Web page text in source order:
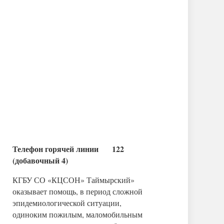
Телефон горячей линии 122
(добавочный 4)
КГБУ СО «КЦСОН» Таймырский»
оказывает помощь, в период сложной
эпидемиологической ситуации,
одиноким пожилым, маломобильным